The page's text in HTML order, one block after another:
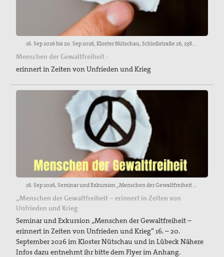
16. Sep 2026 bis 20. Sep 2026, Kloster Nütschau, Schloßstraße 26, 23843 Travenbrück
Menschen der Gewaltfreiheit -
erinnert in Zeiten von Unfrieden und Krieg
16. Sep 2026, Seminar und Exkursion „Menschen der Gewaltfreiheit – erinnert in Zeiten von Unfrieden und Krieg“ 16. – 20. September 2026 im Kloster Nütschau und in Lübeck
„Menschen der Gewaltfreiheit – erinnert in Zeiten von
Unfrieden und Krieg
Seminar und Exkursion „Menschen der Gewaltfreiheit –
erinnert in Zeiten von Unfrieden und Krieg“ 16. – 20.
September 2026 im Kloster Nütschau und in Lübeck Nähere
Infos dazu entnehmt ihr bitte dem Flyer im Anhang.